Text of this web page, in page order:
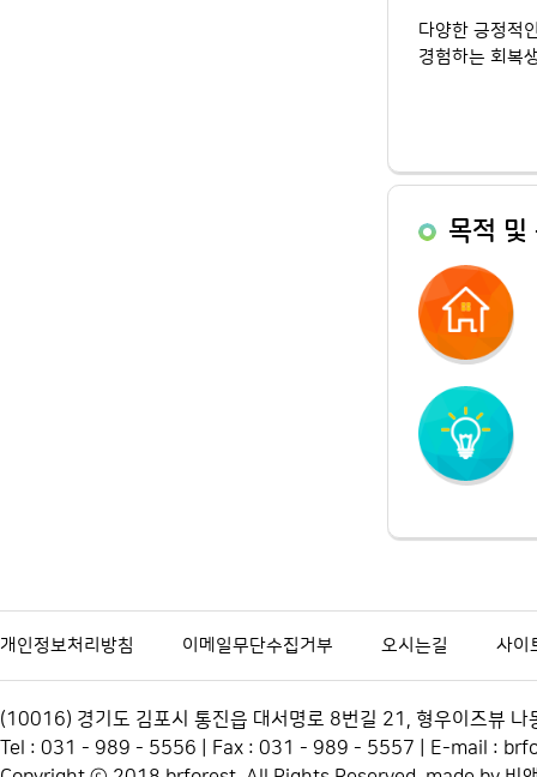
다양한 긍정적
경험하는 회복
목적 및
개인정보처리방침 이메일무단수집거부 오시는길 사이
(10016) 경기도 김포시 통진읍 대서명로 8번길 21, 형우이즈뷰 나
Tel : 031 - 989 - 5556 | Fax : 031 - 989 - 5557 | E-mail :